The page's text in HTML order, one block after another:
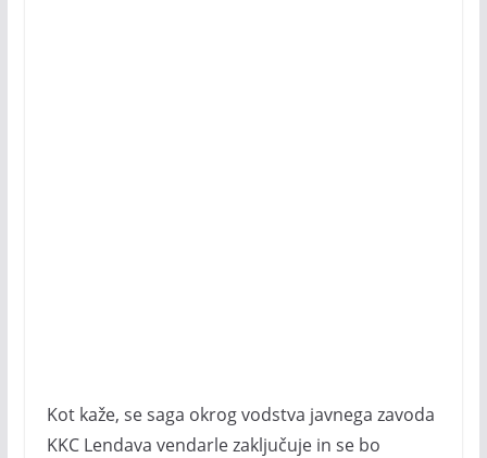
Kot kaže, se saga okrog vodstva javnega zavoda
KKC Lendava vendarle zaključuje in se bo